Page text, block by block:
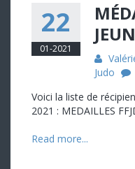
22
01-2021
Judo
Voici la liste de
2021 : MEDAILLES
Read more...